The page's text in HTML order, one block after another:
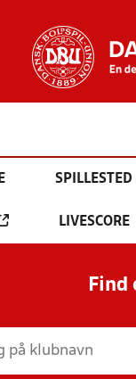
SPILLESTED
LIVESCORE
Find